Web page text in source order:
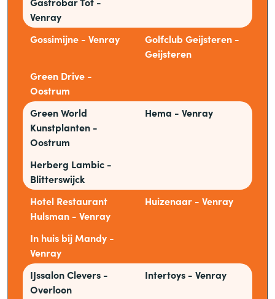
Venray
Gossimijne - Venray
Golfclub Geijsteren -
Geijsteren
Green Drive -
Oostrum
Green World
Kunstplanten -
Oostrum
Hema - Venray
Herberg Lambic -
Blitterswijck
Hotel Restaurant
Hulsman - Venray
Huizenaar - Venray
In huis bij Mandy -
Venray
IJssalon Clevers -
Overloon
Intertoys - Venray